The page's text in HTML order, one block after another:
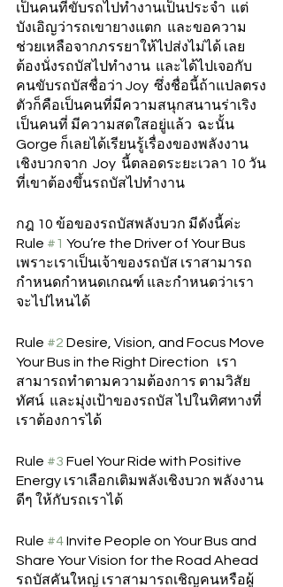
เป็นคนที่ขับรถไปทำงานเป็นประจำ  แต่
บังเอิญว่ารถเขายางแตก  และขอความ
ช่วยเหลือจากภรรยาให้ไปส่งไม่ได้ เลย
ต้องนั่งรถบัสไปทำงาน  และได้ไปเจอกับ
คนขับรถบัสชื่อว่า Joy  ซึ่งชื่อนี้ถ้าแปลตรง
ตัวก็คือเป็นคนที่มีความสนุกสนานร่าเริง
เป็นคนที่ มีความสดใสอยู่แล้ว  ฉะนั้น
Gorge ก็เลยได้เรียนรู้เรื่องของพลังงาน
เชิงบวกจาก  Joy  นี้ตลอดระยะเวลา 10 วัน
ที่เขาต้องขึ้นรถบัสไปทำงาน
กฎ 10 ข้อของรถบัสพลังบวก มีดังนี้ค่ะ
Rule #1 You’re the Driver of Your Bus
เพราะเราเป็นเจ้าของรถบัส เราสามารถ
กำหนดกำหนดเกณฑ์ และกำหนดว่าเรา
จะไปไหนได้
Rule #2 Desire, Vision, and Focus Move
Your Bus in the Right Direction   เรา
สามารถทำตามความต้องการ ตามวิสัย
ทัศน์  และมุ่งเป้าของรถบัส ไปในทิศทางที่
เราต้องการได้
Rule #3 Fuel Your Ride with Positive
Energy เราเลือกเติมพลังเชิงบวก พลังงาน
ดีๆ ให้กับรถเราได้
Rule #4 Invite People on Your Bus and
Share Your Vision for the Road Ahead
รถบัสคันใหญ่ เราสามารถเชิญคนหรือผู้